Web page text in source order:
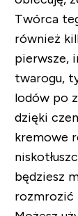
Twórca
również
pierwsze,
twarogu,
lodów po
dzięki
kremowe
będziesz
rozmrozić